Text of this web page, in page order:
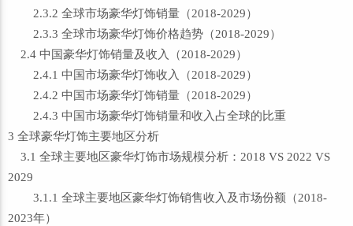
2.3.2 全球市场豪华灯饰销量（2018-2029）
2.3.3 全球市场豪华灯饰价格趋势（2018-2029）
2.4 中国豪华灯饰销量及收入（2018-2029）
2.4.1 中国市场豪华灯饰收入（2018-2029）
2.4.2 中国市场豪华灯饰销量（2018-2029）
2.4.3 中国市场豪华灯饰销量和收入占全球的比重
3 全球豪华灯饰主要地区分析
3.1 全球主要地区豪华灯饰市场规模分析：2018 VS 2022 VS
2029
3.1.1 全球主要地区豪华灯饰销售收入及市场份额（2018-
2023年）